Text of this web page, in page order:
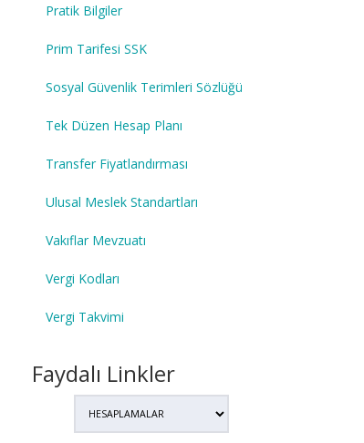
Pratik Bilgiler
Prim Tarifesi SSK
Sosyal Güvenlik Terimleri Sözlüğü
Tek Düzen Hesap Planı
Transfer Fiyatlandırması
Ulusal Meslek Standartları
Vakıflar Mevzuatı
Vergi Kodları
Vergi Takvimi
Faydalı Linkler